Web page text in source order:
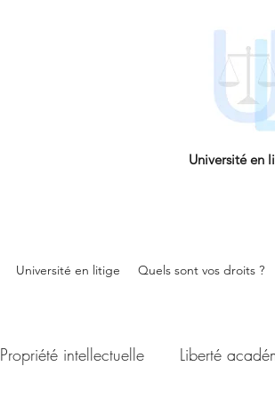
Université en
Université en litige Quels sont vos droits ?
Propriété intellectuelle Liberté